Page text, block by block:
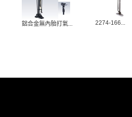
鋁合金無內胎打氣... 2274-166...